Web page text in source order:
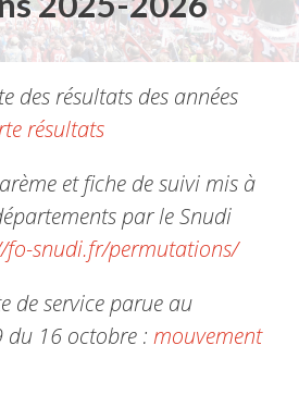
des résultats des années
résultats
et fiche de suivi mis à
par le Snudi
fo-snudi.fr/permutations/
de service parue au
du 16 octobre : mouvement